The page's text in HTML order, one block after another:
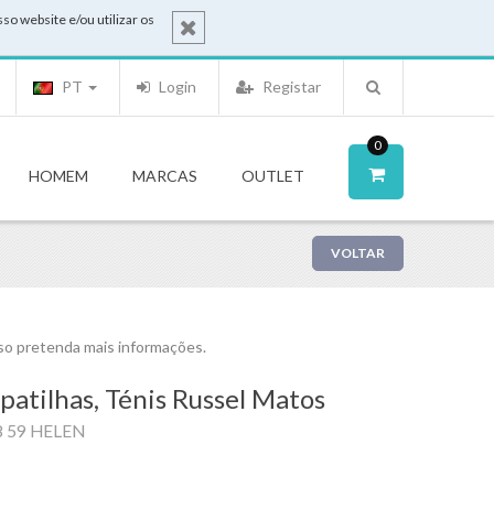
website e/ou utilizar os
Registar
Login
PT
0
HOMEM MARCAS OUTLET
VOLTAR
pretenda mais informações.
Ténis Russel Matos
59 HELEN